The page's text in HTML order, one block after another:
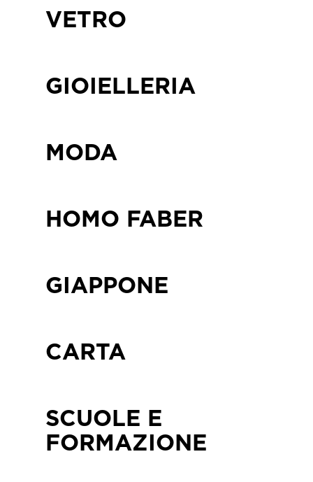
VETRO
GIOIELLERIA
MODA
HOMO FABER
GIAPPONE
CARTA
SCUOLE E
FORMAZIONE